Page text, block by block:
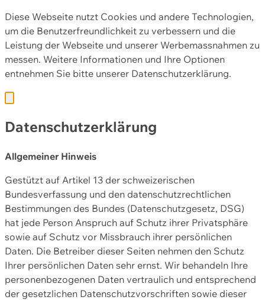
Diese Webseite nutzt Cookies und andere Technologien,
um die Benutzerfreundlichkeit zu verbessern und die
Leistung der Webseite und unserer Werbemassnahmen zu
messen. Weitere Informationen und Ihre Optionen
entnehmen Sie bitte unserer Datenschutzerklärung.
Datenschutzerklärung
Allgemeiner Hinweis
Gestützt auf Artikel 13 der schweizerischen
Bundesverfassung und den datenschutzrechtlichen
Bestimmungen des Bundes (Datenschutzgesetz, DSG)
hat jede Person Anspruch auf Schutz ihrer Privatsphäre
sowie auf Schutz vor Missbrauch ihrer persönlichen
Daten. Die Betreiber dieser Seiten nehmen den Schutz
Ihrer persönlichen Daten sehr ernst. Wir behandeln Ihre
personenbezogenen Daten vertraulich und entsprechend
der gesetzlichen Datenschutzvorschriften sowie dieser